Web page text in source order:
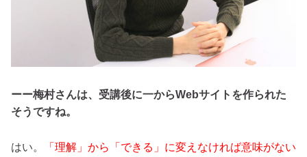
ーー梅村さんは、受講後に一からWebサイトを作られた
そうですね。
はい。
「理解」から「できる」に変えなければ意味がない